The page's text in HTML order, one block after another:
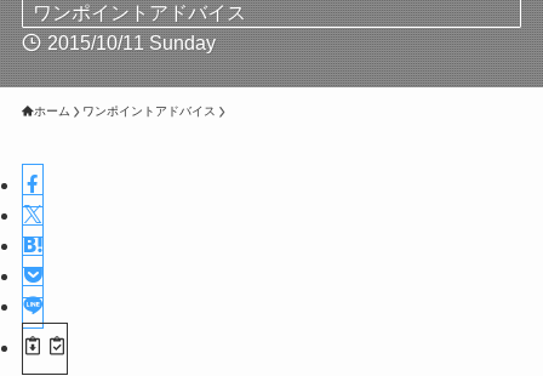
ワンポイントアドバイス
2015/10/11 Sunday
ホーム ワンポイントアドバイス